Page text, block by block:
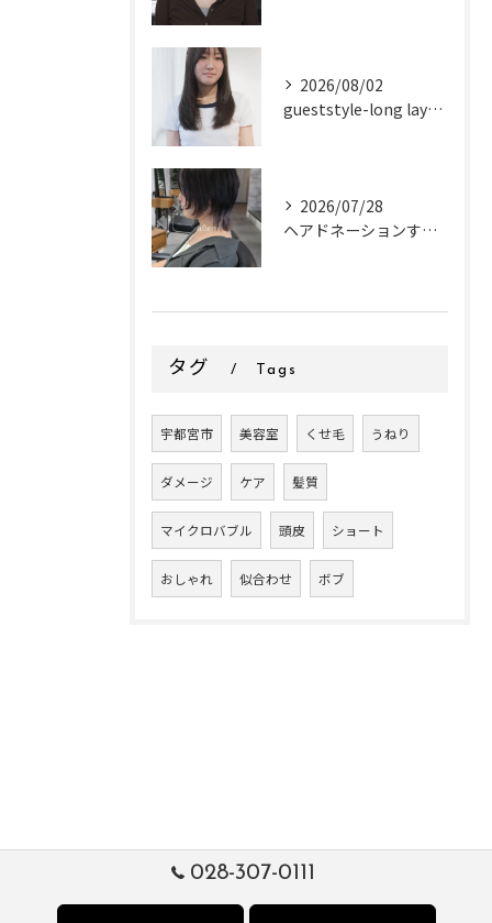
2026/08/02
gueststyle-long layer-
2026/07/28
ヘアドネーションするお客様✂
タグ Tags
宇都宮市 美容室 くせ毛 うねり
ダメージ ケア 髪質
マイクロバブル 頭皮 ショート
おしゃれ 似合わせ ボブ
028-307-0111